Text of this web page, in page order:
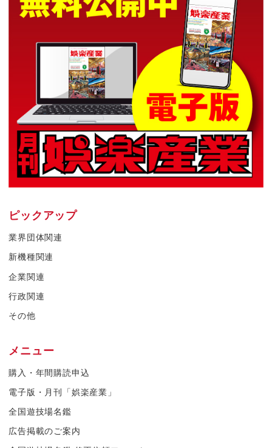
ピックアップ
業界団体関連
新機種関連
企業関連
行政関連
その他
メニュー
購入・年間購読申込
電子版・月刊「娯楽産業」
全国遊技場名鑑
広告掲載のご案内